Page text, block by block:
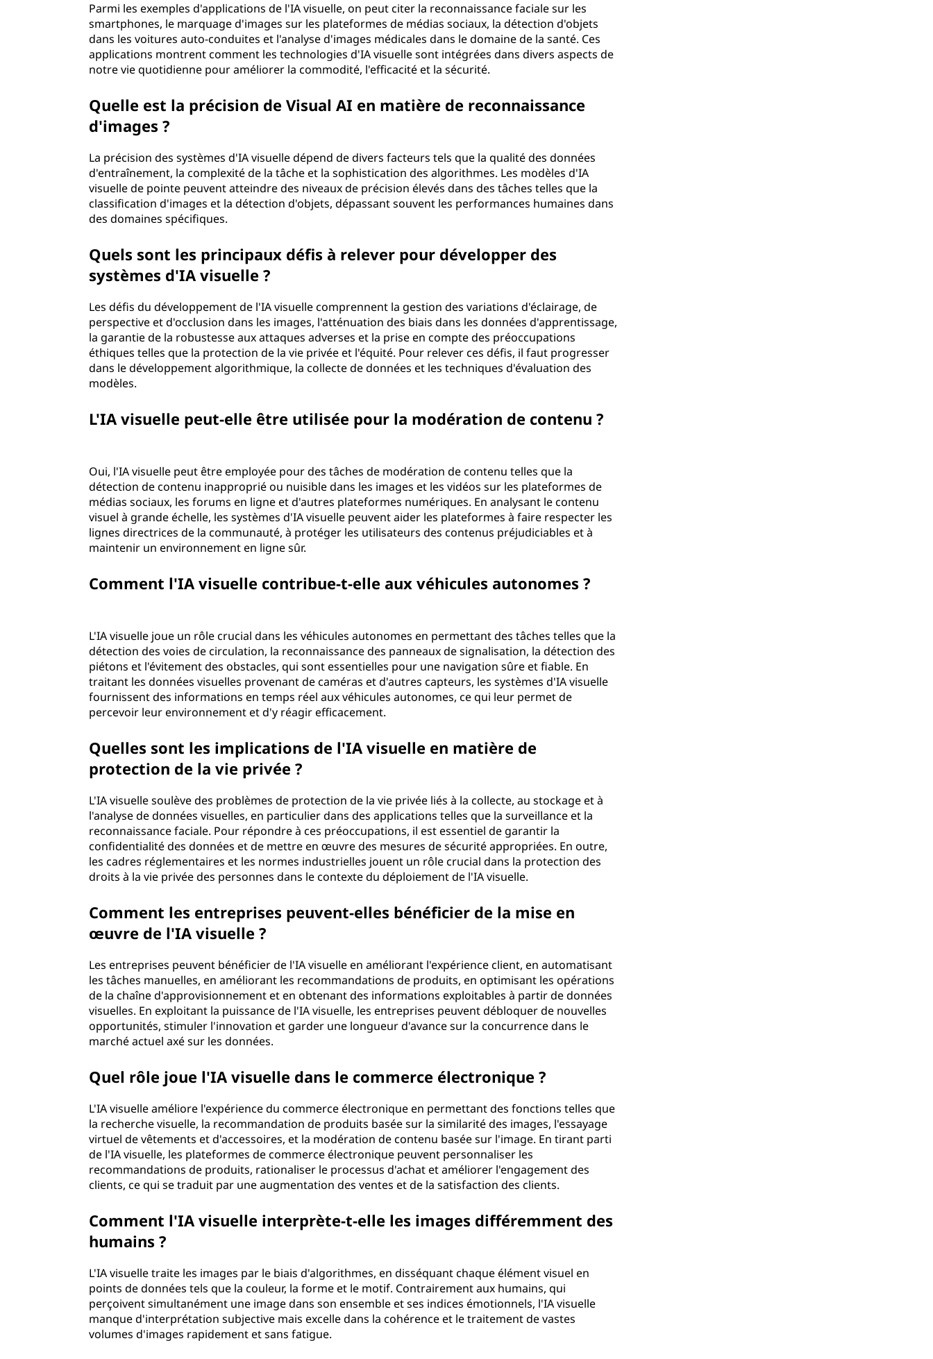
Parmi les exemples d'applications de l'IA visuelle, on peut citer la reconnaissance faciale sur les
smartphones, le marquage d'images sur les plateformes de médias sociaux, la détection d'objets
dans les voitures auto-conduites et l'analyse d'images médicales dans le domaine de la santé. Ces
applications montrent comment les technologies d'IA visuelle sont intégrées dans divers aspects de
notre vie quotidienne pour améliorer la commodité, l'efficacité et la sécurité.
Quelle est la précision de Visual AI en matière de reconnaissance
d'images ?
La précision des systèmes d'IA visuelle dépend de divers facteurs tels que la qualité des données
d'entraînement, la complexité de la tâche et la sophistication des algorithmes. Les modèles d'IA
visuelle de pointe peuvent atteindre des niveaux de précision élevés dans des tâches telles que la
classification d'images et la détection d'objets, dépassant souvent les performances humaines dans
des domaines spécifiques.
Quels sont les principaux défis à relever pour développer des
systèmes d'IA visuelle ?
Les défis du développement de l'IA visuelle comprennent la gestion des variations d'éclairage, de
perspective et d'occlusion dans les images, l'atténuation des biais dans les données d'apprentissage,
la garantie de la robustesse aux attaques adverses et la prise en compte des préoccupations
éthiques telles que la protection de la vie privée et l'équité. Pour relever ces défis, il faut progresser
dans le développement algorithmique, la collecte de données et les techniques d'évaluation des
modèles.
L'IA visuelle peut-elle être utilisée pour la modération de contenu ?
Oui, l'IA visuelle peut être employée pour des tâches de modération de contenu telles que la
détection de contenu inapproprié ou nuisible dans les images et les vidéos sur les plateformes de
médias sociaux, les forums en ligne et d'autres plateformes numériques. En analysant le contenu
visuel à grande échelle, les systèmes d'IA visuelle peuvent aider les plateformes à faire respecter les
lignes directrices de la communauté, à protéger les utilisateurs des contenus préjudiciables et à
maintenir un environnement en ligne sûr.
Comment l'IA visuelle contribue-t-elle aux véhicules autonomes ?
L'IA visuelle joue un rôle crucial dans les véhicules autonomes en permettant des tâches telles que la
détection des voies de circulation, la reconnaissance des panneaux de signalisation, la détection des
piétons et l'évitement des obstacles, qui sont essentielles pour une navigation sûre et fiable. En
traitant les données visuelles provenant de caméras et d'autres capteurs, les systèmes d'IA visuelle
fournissent des informations en temps réel aux véhicules autonomes, ce qui leur permet de
percevoir leur environnement et d'y réagir efficacement.
Quelles sont les implications de l'IA visuelle en matière de
protection de la vie privée ?
L'IA visuelle soulève des problèmes de protection de la vie privée liés à la collecte, au stockage et à
l'analyse de données visuelles, en particulier dans des applications telles que la surveillance et la
reconnaissance faciale. Pour répondre à ces préoccupations, il est essentiel de garantir la
confidentialité des données et de mettre en œuvre des mesures de sécurité appropriées. En outre,
les cadres réglementaires et les normes industrielles jouent un rôle crucial dans la protection des
droits à la vie privée des personnes dans le contexte du déploiement de l'IA visuelle.
Comment les entreprises peuvent-elles bénéficier de la mise en
œuvre de l'IA visuelle ?
Les entreprises peuvent bénéficier de l'IA visuelle en améliorant l'expérience client, en automatisant
les tâches manuelles, en améliorant les recommandations de produits, en optimisant les opérations
de la chaîne d'approvisionnement et en obtenant des informations exploitables à partir de données
visuelles. En exploitant la puissance de l'IA visuelle, les entreprises peuvent débloquer de nouvelles
opportunités, stimuler l'innovation et garder une longueur d'avance sur la concurrence dans le
marché actuel axé sur les données.
Quel rôle joue l'IA visuelle dans le commerce électronique ?
L'IA visuelle améliore l'expérience du commerce électronique en permettant des fonctions telles que
la recherche visuelle, la recommandation de produits basée sur la similarité des images, l'essayage
virtuel de vêtements et d'accessoires, et la modération de contenu basée sur l'image. En tirant parti
de l'IA visuelle, les plateformes de commerce électronique peuvent personnaliser les
recommandations de produits, rationaliser le processus d'achat et améliorer l'engagement des
clients, ce qui se traduit par une augmentation des ventes et de la satisfaction des clients.
Comment l'IA visuelle interprète-t-elle les images différemment des
humains ?
L'IA visuelle traite les images par le biais d'algorithmes, en disséquant chaque élément visuel en
points de données tels que la couleur, la forme et le motif. Contrairement aux humains, qui
perçoivent simultanément une image dans son ensemble et ses indices émotionnels, l'IA visuelle
manque d'interprétation subjective mais excelle dans la cohérence et le traitement de vastes
volumes d'images rapidement et sans fatigue.